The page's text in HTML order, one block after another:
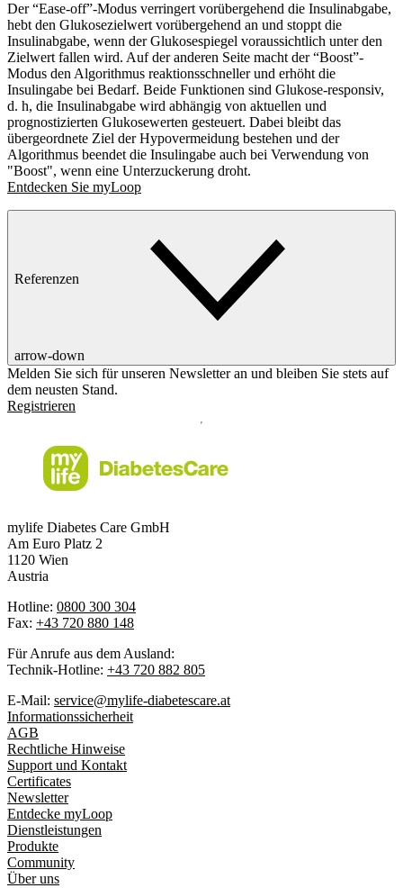
Der “Ease-off”-Modus verringert vorübergehend die Insulinabgabe,
hebt den Glukosezielwert vorübergehend an und stoppt die
Insulinabgabe, wenn der Glukosespiegel voraussichtlich unter den
Zielwert fallen wird. Auf der anderen Seite macht der “Boost”-
Modus den Algorithmus reaktionsschneller und erhöht die
Insulingabe bei Bedarf. Beide Funktionen sind Glukose-responsiv,
d. h, die Insulinabgabe wird abhängig von aktuellen und
prognostizierten Glukosewerten gesteuert. Dabei bleibt das
übergeordnete Ziel der Hypovermeidung bestehen und der
Algorithmus beendet die Insulingabe auch bei Verwendung von
"Boost", wenn eine Unterzuckerung droht.
Entdecken Sie myLoop
Referenzen
arrow-down
Melden Sie sich für unseren Newsletter an und bleiben Sie stets auf
dem neusten Stand.
Registrieren
mylife Diabetes Care GmbH
Am Euro Platz 2
1120 Wien
Austria
Hotline: 0800 300 304
Fax: +43 720 880 148
Für Anrufe aus dem Ausland:
Technik-Hotline: +43 720 882 805
E-Mail: service@mylife-diabetescare.at
Informationssicherheit
AGB
Rechtliche Hinweise
Support und Kontakt
Certificates
Newsletter
Entdecke myLoop
Dienstleistungen
Produkte
Community
Über uns